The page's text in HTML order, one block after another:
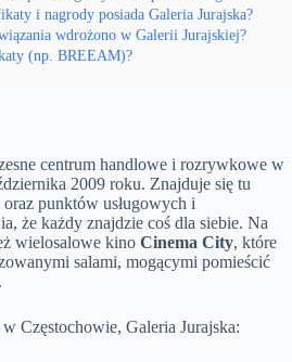
i nagrody posiada Galeria Jurajska?
wdrożono w Galerii Jurajskiej?
(np. BREEAM)?
centrum handlowe i rozrywkowe w
2009 roku. Znajduje się tu
punktów usługowych i
że każdy znajdzie coś dla siebie. Na
wielosalowe kino Cinema City, które
salami, mogącymi pomieścić
Częstochowie, Galeria Jurajska: